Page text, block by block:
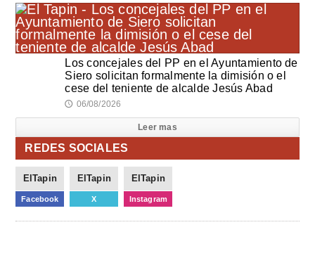
Los concejales del PP en el Ayuntamiento de
Siero solicitan formalmente la dimisión o el
cese del teniente de alcalde Jesús Abad
🕔 06/08/2026
Leer mas
REDES SOCIALES
ElTapin
Facebook
ElTapin
X
ElTapin
Instagram